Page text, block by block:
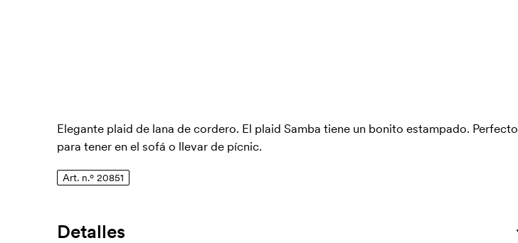
Elegante plaid de lana de cordero. El plaid Samba tiene un bonito estampado. Perfecto
para tener en el sofá o llevar de pícnic.
Art. n.º 20851
Detalles